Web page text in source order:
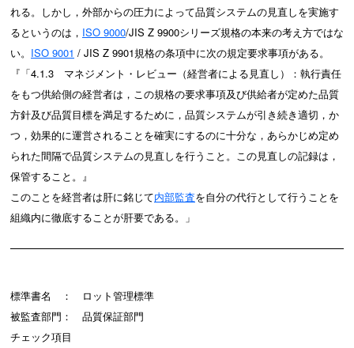
れる。しかし，外部からの圧力によって品質システムの見直しを実施す
るというのは， ISO 9000/JIS Z 9900シリーズ規格の本来の考え方ではな
い。 ISO 9001 / JIS Z 9901規格の条項中に次の規定要求事項がある。
『「4.1.3 マネジメント・レビュー（経営者による見直し）：執行責任
をもつ供給側の経営者は，この規格の要求事項及び供給者が定めた品質
方針及び品質目標を満足するために，品質システムが引き続き適切，か
つ，効果的に運営されることを確実にするのに十分な，あらかじめ定め
られた間隔で品質システムの見直しを行うこと。この見直しの記録は，
保管すること。』
このことを経営者は肝に銘じて内部監査を自分の代行として行うことを
組織内に徹底することが肝要である。」
標準書名 ： ロット管理標準
被監査部門： 品質保証部門
チェック項目